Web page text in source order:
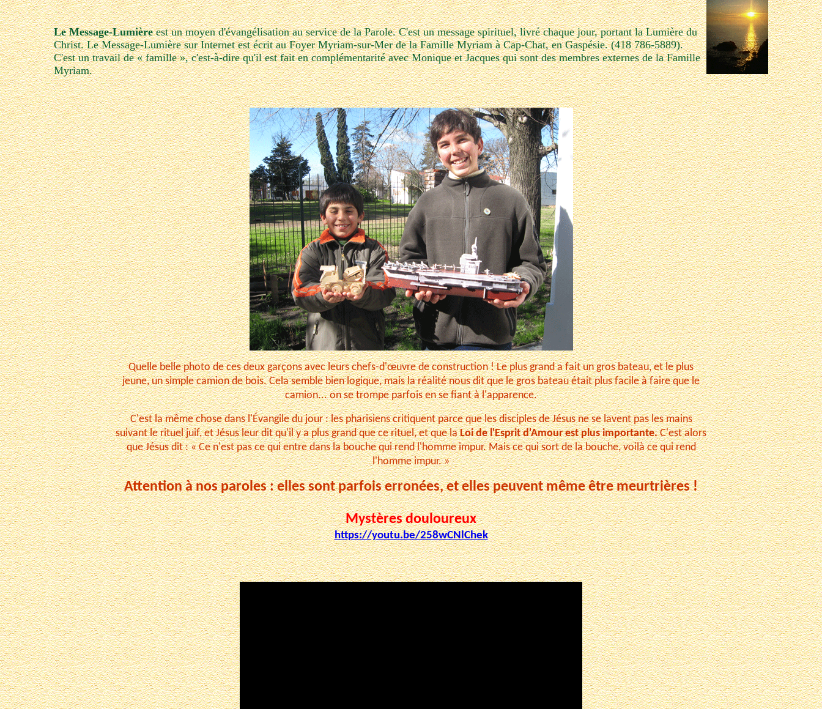
Le Message-Lumièreest un moyen d'évangélisation au service de la Parole. C'est un message spirituel, livré chaque jour, portant la Lumière du
Christ. Le Message-Lumière sur Internet est écrit au Foyer Myriam-sur-Mer de la Famille Myriam à Cap-Chat, en Gaspésie. (418 786-5889).
C'est un travail de « famille », c'est-à-dire qu'il est fait en complémentarité avec Monique et Jacques qui sont des membres externes de la Famille
Myriam.
Quelle belle photo de ces deux garçons avec leurs chefs-d'œuvre de construction ! Le plus grand a fait un gros bateau, et le plus
jeune, un simple camion de bois. Cela semble bien logique, mais la réalité nous dit que le gros bateau était plus facile à faire que le
camion... on se trompe parfois en se fiant à l'apparence.
C'est la même chose dans l'Évangile du jour : les pharisiens critiquent parce que les disciples de Jésus ne se lavent pas les mains
suivant le rituel juif, et Jésus leur dit qu'il y a plus grand que ce rituel, et que laLoi de l'Esprit d'Amour est plus importante.C'est alors
que Jésus dit : « Ce n'est pas ce qui entre dans la bouche qui rend l'homme impur. Mais ce qui sort de la bouche, voilà ce qui rend
l'homme impur. »
Attention à nos paroles : elles sont parfois erronées, et elles peuvent même être meurtrières !
Mystères douloureux
https://youtu.be/258wCNlChek